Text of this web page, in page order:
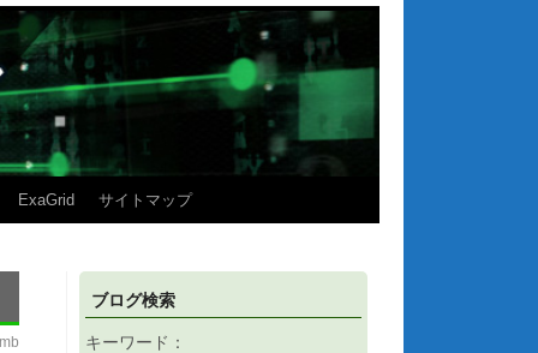
ExaGrid サイトマップ
ブログ検索
キーワード：